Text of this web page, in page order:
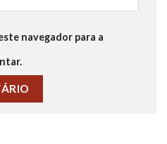
navegador para a